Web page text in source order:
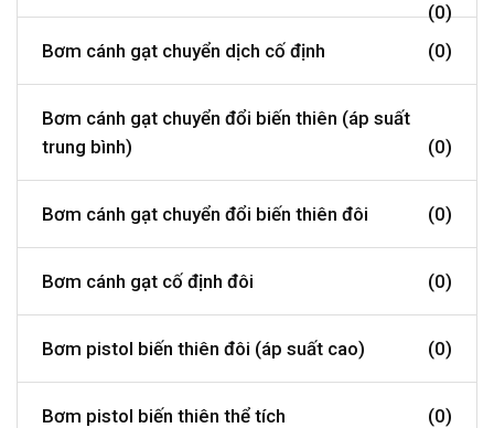
(0)
Bơm cánh gạt chuyển dịch cố định
(0)
Bơm cánh gạt chuyển đổi biến thiên (áp suất
trung bình)
(0)
Bơm cánh gạt chuyển đổi biến thiên đôi (0)
Bơm cánh gạt cố định đôi (0)
Bơm pistol biến thiên đôi (áp suất cao) (0)
Bơm pistol biến thiên thể tích (0)